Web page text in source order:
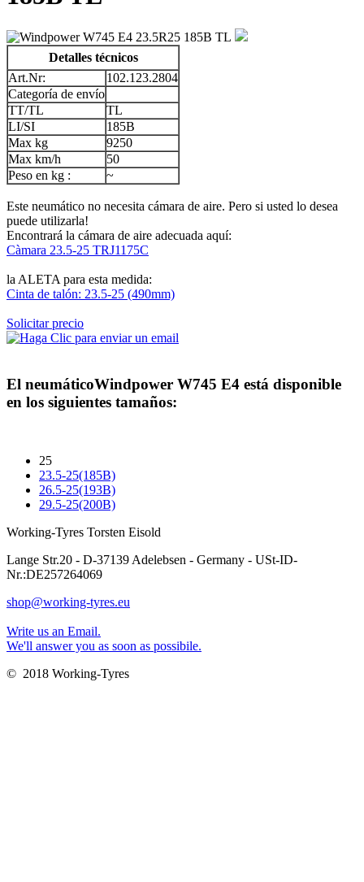
Detalles técnicos
Art.Nr:
102.123.2804
Categoría de envío
TT/TL
TL
LI/SI
185B
Max kg
9250
Max km/h
50
Peso en kg :
~
Este neumático no necesita cámara de aire. Pero si usted lo desea
puede utilizarla!
Encontrará la cámara de aire adecuada aquí:
Càmara 23.5-25 TRJ1175C
la ALETA para esta medida:
Cinta de talón: 23.5-25 (490mm)
Solicitar precio
El neumáticoWindpower W745 E4 está disponible
en los siguientes tamaños:
25
23.5-25(185B)
26.5-25(193B)
29.5-25(200B)
Working-Tyres Torsten Eisold
Lange Str.20 - D-37139 Adelebsen - Germany - USt-ID-
Nr.:DE257264069
shop@working-tyres.eu
Write us an Email.
We'll answer you as soon as possibile.
© 2018 Working-Tyres